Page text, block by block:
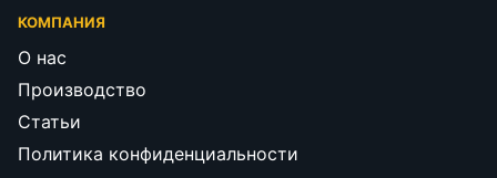
КОМПАНИЯ
О нас
Производство
Статьи
Политика конфиденциальности